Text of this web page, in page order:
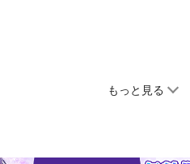
もっと見る